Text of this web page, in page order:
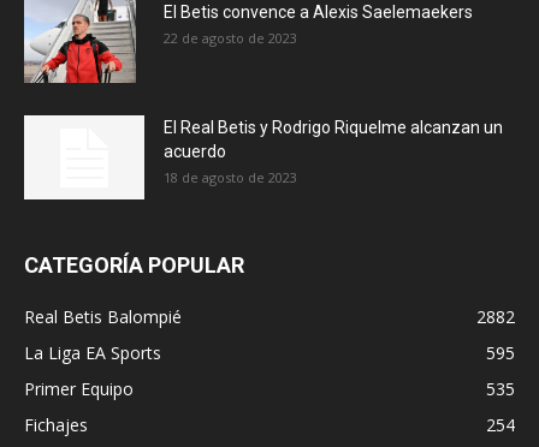
El Betis convence a Alexis Saelemaekers
22 de agosto de 2023
El Real Betis y Rodrigo Riquelme alcanzan un
acuerdo
18 de agosto de 2023
CATEGORÍA POPULAR
Real Betis Balompié
2882
La Liga EA Sports
595
Primer Equipo
535
Fichajes
254